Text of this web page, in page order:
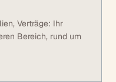
Verträge: Ihr
Bereich, rund um